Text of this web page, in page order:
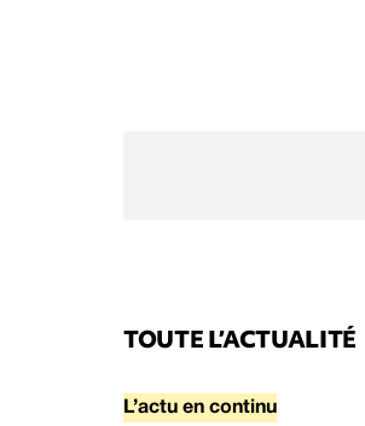
TOUTE L’ACTUALITÉ
L’actu en continu